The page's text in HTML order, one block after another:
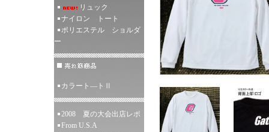
リュック
ナイロン トート
ポリエステル ショルダ
ー
カラート―トⅡ
2008 夏の大会出店レポ
From U.S.A